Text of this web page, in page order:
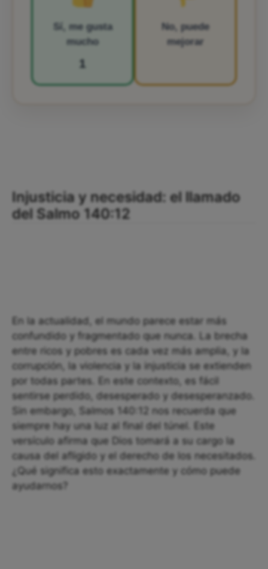
Sí, me gusta
mucho
1
No, puede
mejorar
Injusticia y necesidad: el llamado
del Salmo 140:12
En la actualidad, el mundo parece estar más
confundido y fragmentado que nunca. La brecha
entre ricos y pobres es cada vez más amplia, y la
corrupción, la violencia y la injusticia se extienden
por todas partes. En este contexto, es fácil
sentirse perdido, desesperado y desesperanzado.
Sin embargo, Salmos 140:12 nos recuerda que
siempre hay una luz al final del túnel. Este
versículo afirma que Dios tomará a su cargo la
causa del afligido y el derecho de los necesitados.
¿Qué significa esto exactamente y cómo puede
ayudarnos?